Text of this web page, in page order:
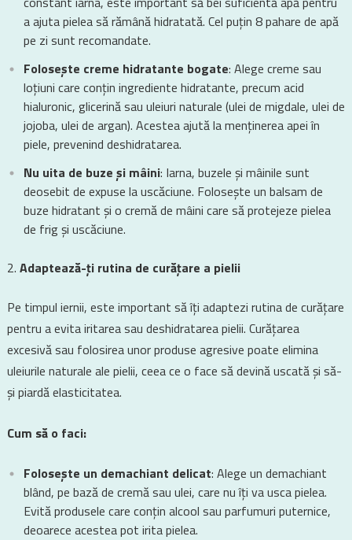
a ajuta pielea să rămână hidratată. Cel puțin 8 pahare de apă
pe zi sunt recomandate.
Folosește creme hidratante bogate: Alege creme sau
loțiuni care conțin ingrediente hidratante, precum acid
hialuronic, glicerină sau uleiuri naturale (ulei de migdale, ulei de
jojoba, ulei de argan). Acestea ajută la menținerea apei în
piele, prevenind deshidratarea.
Nu uita de buze și mâini: Iarna, buzele și mâinile sunt
deosebit de expuse la uscăciune. Folosește un balsam de
buze hidratant și o cremă de mâini care să protejeze pielea
de frig și uscăciune.
Adaptează-ți rutina de curățare a pielii
Pe timpul iernii, este important să îți adaptezi rutina de curățare
pentru a evita iritarea sau deshidratarea pielii. Curățarea
excesivă sau folosirea unor produse agresive poate elimina
uleiurile naturale ale pielii, ceea ce o face să devină uscată și să-
și piardă elasticitatea.
Cum să o faci:
Folosește un demachiant delicat: Alege un demachiant
blând, pe bază de cremă sau ulei, care nu îți va usca pielea.
Evită produsele care conțin alcool sau parfumuri puternice,
deoarece acestea pot irita pielea.